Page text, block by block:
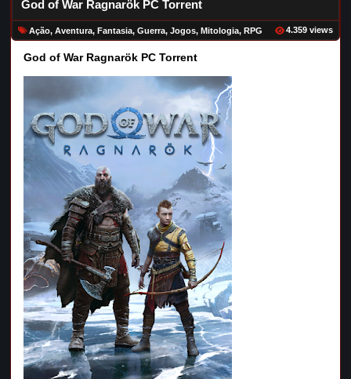
God of War Ragnarök PC Torrent
Ação,Aventura,Fantasia,Guerra,Jogos,Mitologia,RPG 4.359 views
God of War Ragnarök PC Torrent